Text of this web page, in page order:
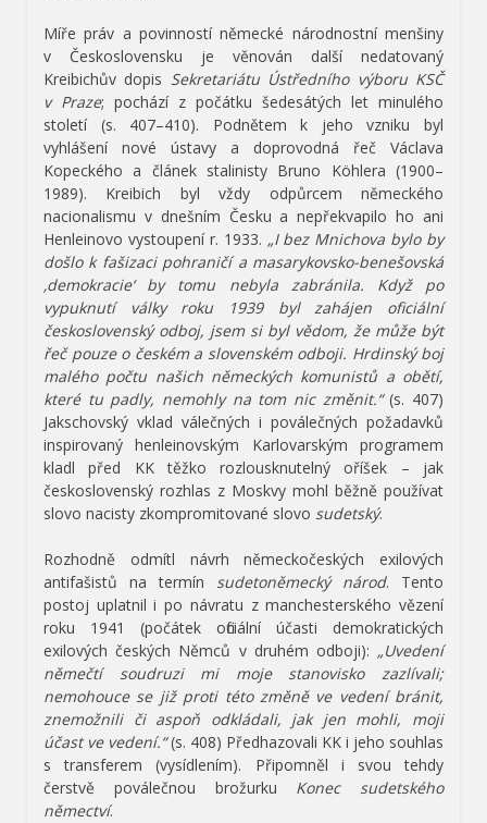
Míře práv a povinností německé národnostní menšiny
v Československu je věnován další nedatovaný
Kreibichův dopis Sekretariátu Ústředního výboru KSČ
v Praze; pochází z počátku šedesátých let minulého
století (s. 407–410). Podnětem k jeho vzniku byl
vyhlášení nové ústavy a doprovodná řeč Václava
Kopeckého a článek stalinisty Bruno Köhlera (1900–
1989). Kreibich byl vždy odpůrcem německého
nacionalismu v dnešním Česku a nepřekvapilo ho ani
Henleinovo vystoupení r. 1933. „I bez Mnichova bylo by
došlo k fašizaci pohraničí a masarykovsko-benešovská
‚demokracie‘ by tomu nebyla zabránila. Když po
vypuknutí války roku 1939 byl zahájen oficiální
československý odboj, jsem si byl vědom, že může být
řeč pouze o českém a slovenském odboji. Hrdinský boj
malého počtu našich německých komunistů a obětí,
které tu padly, nemohly na tom nic změnit.“(s. 407)
Jakschovský vklad válečných i poválečných požadavků
inspirovaný henleinovským Karlovarským programem
kladl před KK těžko rozlousknutelný oříšek – jak
československý rozhlas z Moskvy mohl běžně používat
slovo nacisty zkompromitované slovo sudetský.
Rozhodně odmítl návrh německočeských exilových
antifašistů na termín sudetoněmecký národ. Tento
postoj uplatnil i po návratu z manchesterského vězení
roku 1941 (počátek oficiální účasti demokratických
exilových českých Němců v druhém odboji): „Uvedení
němečtí soudruzi mi moje stanovisko zazlívali;
nemohouce se již proti této změně ve vedení bránit,
znemožnili či aspoň odkládali, jak jen mohli, moji
účast ve vedení.“(s. 408) Předhazovali KK i jeho souhlas
s transferem (vysídlením). Připomněl i svou tehdy
čerstvě poválečnou brožurku Konec sudetského
němectví.